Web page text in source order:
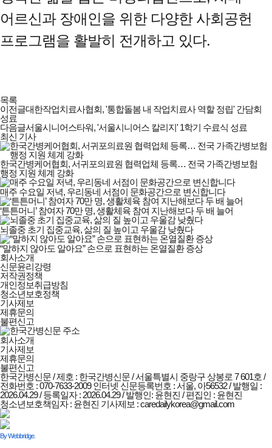
어르신과 장애인을 위한 다양한 사회공헌
프로그램을 활발히 전개하고 있다.
목록
이전글대한작업치료사협회, '통합돌봄 내 작업치료사 역할 정립' 간담회
성료
다음글서울시니어스타워, '서울시니어스 칼리지' 1학기 수료식 성료
최신 기사
한국간병케어협회, 서귀포의료원 협력업체 등록… 전국 가족간병보험
행정 지원 체계 강화
매주 수요일 저녁, 우리동네 서점이 문화공간으로 변신합니다
‘튼튼머니’ 참여자 70만 명, 생활체육 참여 지난해보다 두 배 늘어
뇌졸중 초기 집중교육, 삶의 질 높이고 우울감 낮췄다
“말하지 않아도 알아요” 손으로 표현하는 온열질환 증상
한국간병신문
회사소개
및
정책안내
회사소개
신문윤리강령
저작권정책
개인정보취급방침
청소년보호정책
기사제보
제휴문의
불편신고
회사소개
기사제보
제휴문의
불편신고
한국간병신문 / 제호 : 한국간병신문 /서울특별시 중랑구 상봉로 7 601호 /
전화번호 : 070-7633-2009인터넷 신문등록번호 : 서울, 아56532 / 발행일 :
2026.04.29 / 등록일자 : 2026.04.29 / 발행인: 윤현진 / 편집인 : 윤현진
청소년보호책임자 : 윤현진 기사제보 : caredailykorea@gmail.com
By Webbridge.